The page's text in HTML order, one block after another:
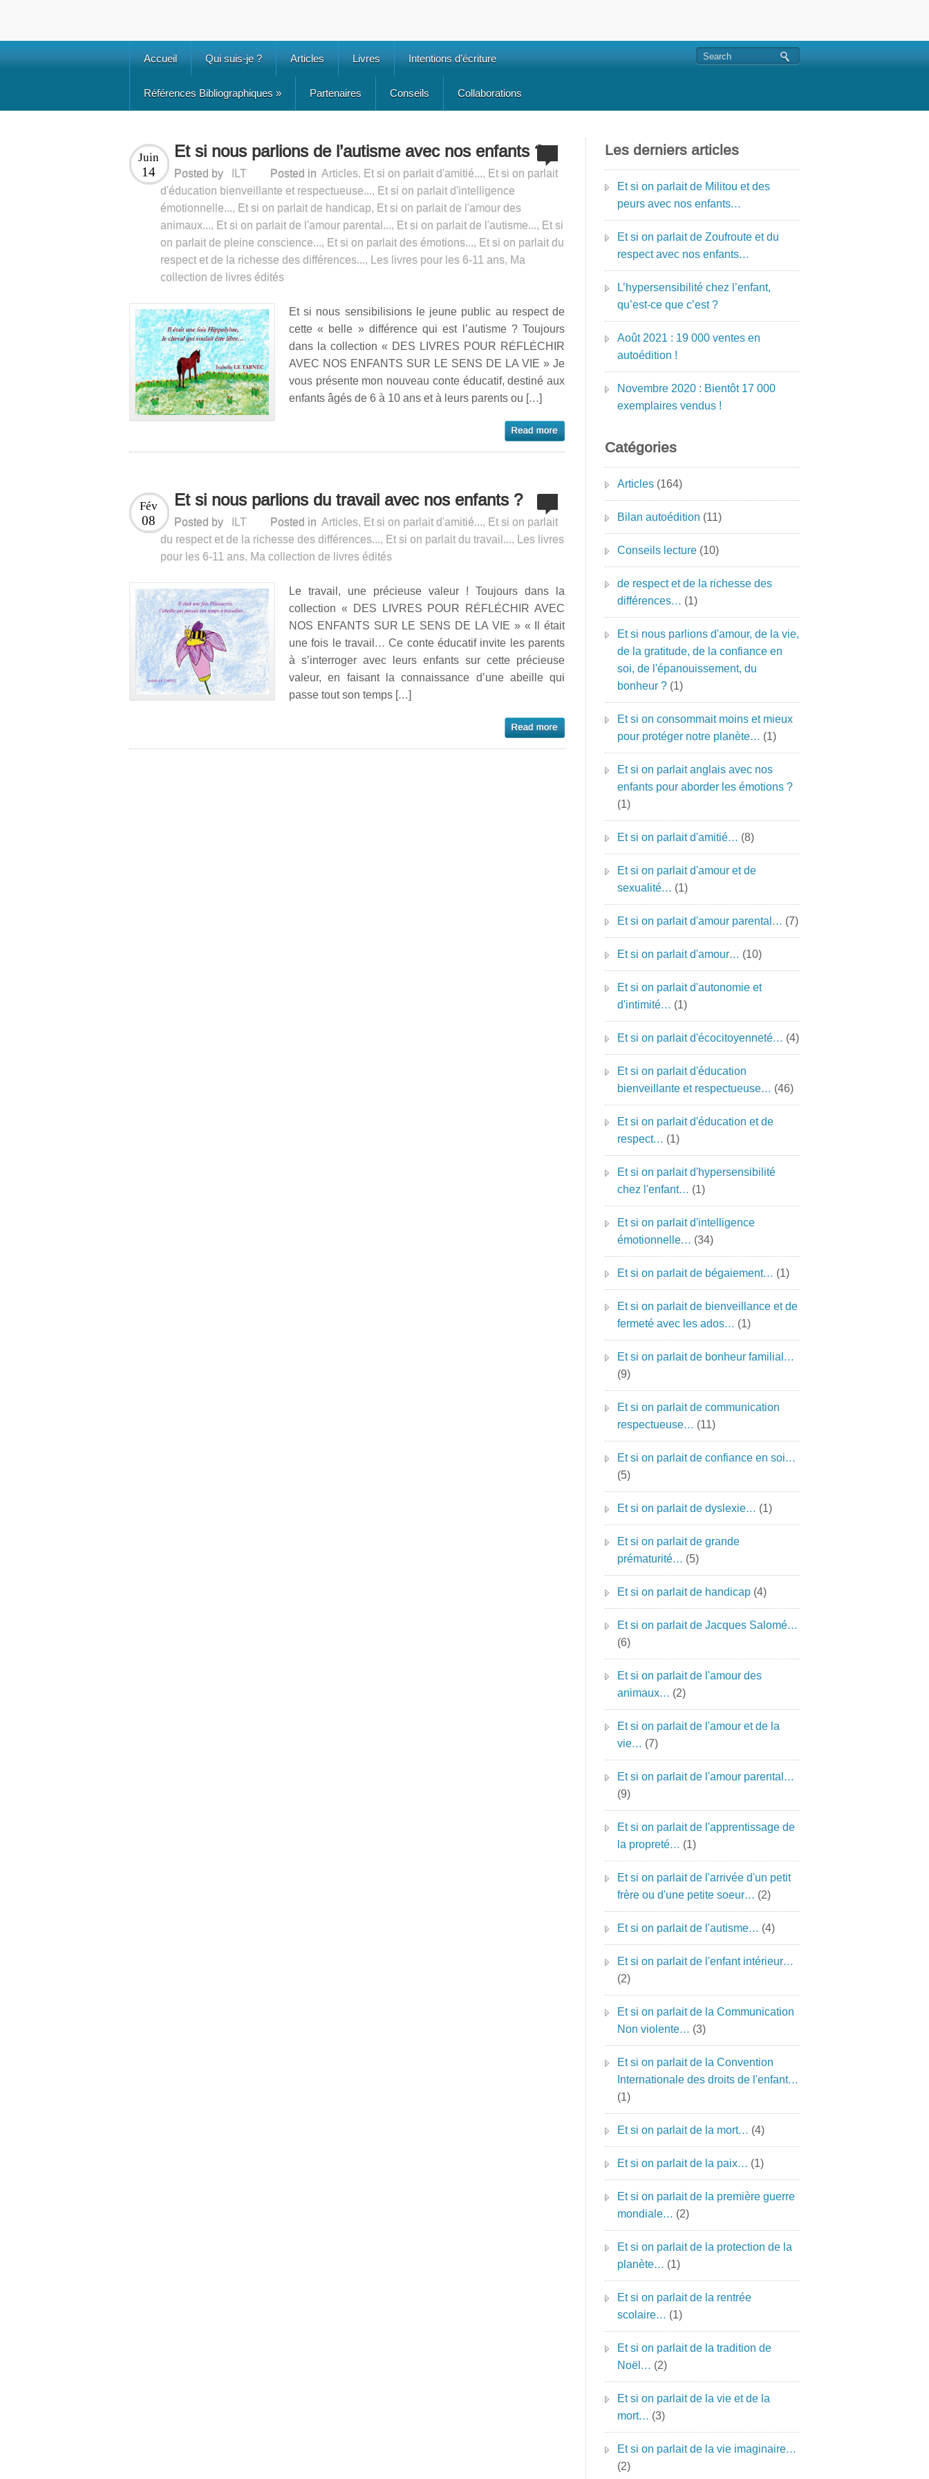
Accueil Qui suis-je ? Articles Livres Intentions d’écriture
Références Bibliographiques » Partenaires Conseils Collaborations
Et si nous parlions de l’autisme avec nos enfants ?
Juin
14 Posted by ILT Posted in Articles, Et si on parlait d'amitié..., Et si on parlait
d'éducation bienveillante et respectueuse..., Et si on parlait d'intelligence
émotionnelle..., Et si on parlait de handicap, Et si on parlait de l'amour des
animaux..., Et si on parlait de l'amour parental..., Et si on parlait de l'autisme..., Et si
on parlait de pleine conscience..., Et si on parlait des émotions..., Et si on parlait du
respect et de la richesse des différences..., Les livres pour les 6-11 ans, Ma
collection de livres édités
Et si nous sensibilisions le jeune public au respect de
cette « belle » différence qui est l’autisme ? Toujours
dans la collection « DES LIVRES POUR RÉFLÉCHIR
AVEC NOS ENFANTS SUR LE SENS DE LA VIE » Je
vous présente mon nouveau conte éducatif, destiné aux
enfants âgés de 6 à 10 ans et à leurs parents ou […]
Et si nous parlions du travail avec nos enfants ?
Fév
08 Posted by ILT Posted in Articles, Et si on parlait d'amitié..., Et si on parlait
du respect et de la richesse des différences..., Et si on parlait du travail...,
Les livres
pour les 6-11 ans, Ma collection de livres édités
Le travail, une précieuse valeur ! Toujours dans la
collection « DES LIVRES POUR RÉFLÉCHIR AVEC
NOS ENFANTS SUR LE SENS DE LA VIE » « Il était
une fois le travail… Ce conte éducatif invite les parents
à s’interroger avec leurs enfants sur cette précieuse
valeur, en faisant la connaissance d’une abeille qui
passe tout son temps […]
Les derniers articles
Et si on parlait de Militou et des
peurs avec nos enfants…
Et si on parlait de Zoufroute et du
respect avec nos enfants…
L’hypersensibilité chez l’enfant,
qu’est-ce que c’est ?
Août 2021 : 19 000 ventes en
autoédition !
Novembre 2020 : Bientôt 17 000
exemplaires vendus !
Catégories
Articles(164)
Bilan autoédition (11)
Conseils lecture(10)
de respect et de la richesse des
différences… (1)
Et si nous parlions d'amour, de la vie,
de la gratitude, de la confiance en
soi, de l'épanouissement, du
bonheur ?(1)
Et si on consommait moins et mieux
pour protéger notre planète… (1)
Et si on parlait anglais avec nos
enfants pour aborder les émotions ?
(1)
Et si on parlait d'amitié… (8)
Et si on parlait d'amour et de
sexualité… (1)
Et si on parlait d'amour parental… (7)
Et si on parlait d'amour… (10)
Et si on parlait d'autonomie et
d'intimité… (1)
Et si on parlait d'écocitoyenneté… (4)
Et si on parlait d'éducation
bienveillante et respectueuse… (46)
Et si on parlait d'éducation et de
respect… (1)
Et si on parlait d'hypersensibilité
chez l'enfant… (1)
Et si on parlait d'intelligence
émotionnelle… (34)
Et si on parlait de bégaiement… (1)
Et si on parlait de bienveillance et de
fermeté avec les ados… (1)
Et si on parlait de bonheur familial…
(9)
Et si on parlait de communication
respectueuse… (11)
Et si on parlait de confiance en soi…
(5)
Et si on parlait de dyslexie… (1)
Et si on parlait de grande
prématurité… (5)
Et si on parlait de handicap(4)
Et si on parlait de Jacques Salomé…
(6)
Et si on parlait de l'amour des
animaux… (2)
Et si on parlait de l'amour et de la
vie… (7)
Et si on parlait de l'amour parental…
(9)
Et si on parlait de l'apprentissage de
la propreté… (1)
Et si on parlait de l'arrivée d'un petit
frère ou d'une petite soeur… (2)
Et si on parlait de l'autisme… (4)
Et si on parlait de l'enfant intérieur…
(2)
Et si on parlait de la Communication
Non violente… (3)
Et si on parlait de la Convention
Internationale des droits de l'enfant…
(1)
Et si on parlait de la mort… (4)
Et si on parlait de la paix… (1)
Et si on parlait de la première guerre
mondiale… (2)
Et si on parlait de la protection de la
planète… (1)
Et si on parlait de la rentrée
scolaire… (1)
Et si on parlait de la tradition de
Noël… (2)
Et si on parlait de la vie et de la
mort… (3)
Et si on parlait de la vie imaginaire…
(2)